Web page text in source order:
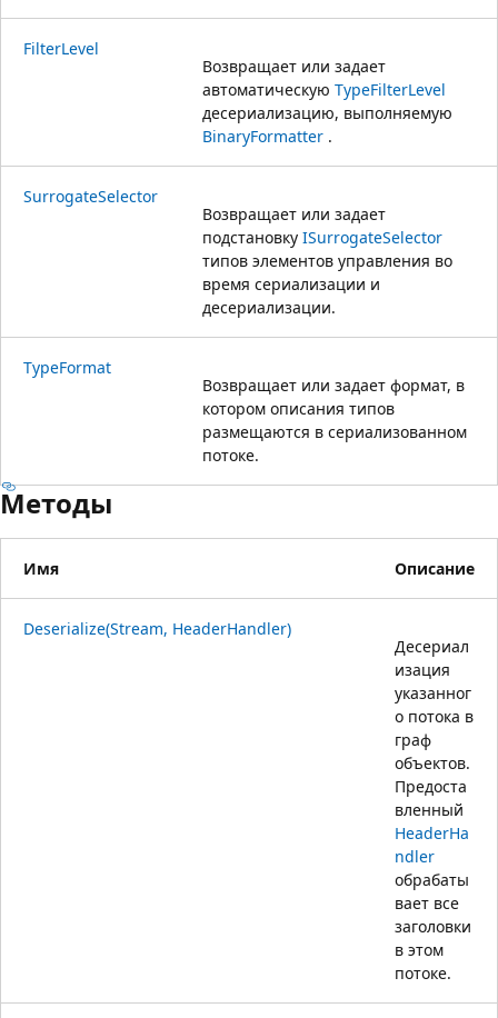
FilterLevel
Возвращает или задает
автоматическую TypeFilterLevel
десериализацию, выполняемую
BinaryFormatter .
SurrogateSelector
Возвращает или задает
подстановку ISurrogateSelector
типов элементов управления во
время сериализации и
десериализации.
TypeFormat
Возвращает или задает формат, в
котором описания типов
размещаются в сериализованном
потоке.
Методы
Имя Описание
Deserialize(Stream, HeaderHandler)
Десериал
изация
указанног
о потока в
граф
объектов.
Предоста
вленный
HeaderHa
ndler
обрабаты
вает все
заголовки
в этом
потоке.